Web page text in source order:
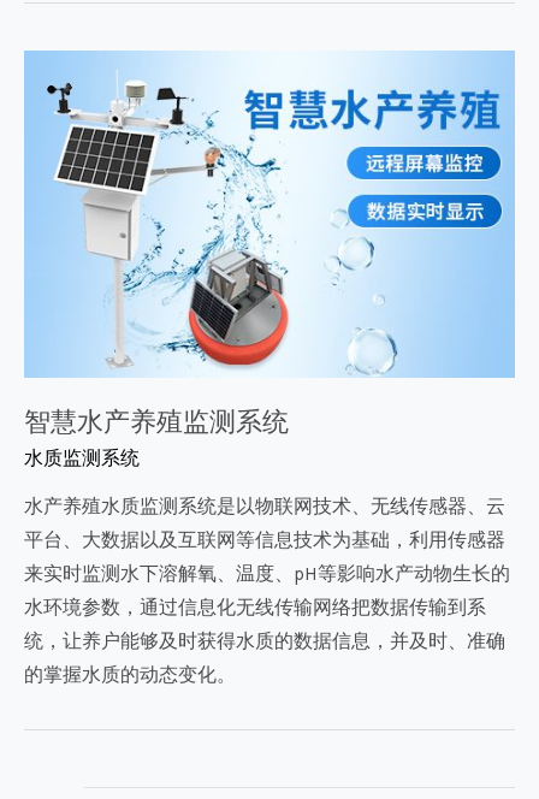
智慧水产养殖监测系统
水质监测系统
水产养殖水质监测系统是以物联网技术、无线传感器、云
平台、大数据以及互联网等信息技术为基础，利用传感器
来实时监测水下溶解氧、温度、pH等影响水产动物生长的
水环境参数，通过信息化无线传输网络把数据传输到系
统，让养户能够及时获得水质的数据信息，并及时、准确
的掌握水质的动态变化。